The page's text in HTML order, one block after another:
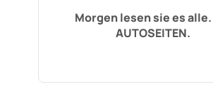
Morgen lesen sie es alle.
AUTOSEITEN.